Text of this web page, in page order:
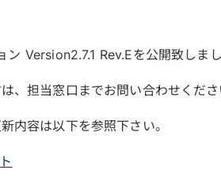
Version2.7.1 Rev.Eを公開致しまし
、担当窓口までお問い合わせくださ
内容は以下を参照下さい。